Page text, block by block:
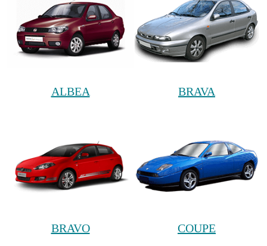
ALBEA BRAVA
BRAVO COUPE